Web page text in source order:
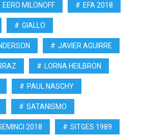
EERO MILONOFF EFA 2018
GIALLO
JAVIER AGUIRRE
LORNA HEILBRON
PAUL NASCHY
SATANISMO
2018 SITGES 1989